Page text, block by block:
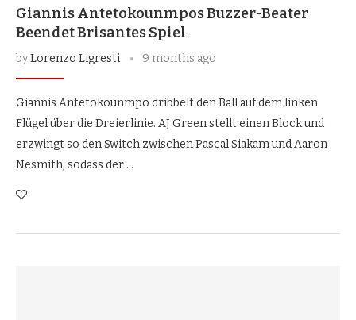
Giannis Antetokounmpos Buzzer-Beater
Beendet Brisantes Spiel
byLorenzo Ligresti 9 months ago
Giannis Antetokounmpo dribbelt den Ball auf dem linken
Flügel über die Dreierlinie. AJ Green stellt einen Block und
erzwingt so den Switch zwischen Pascal Siakam und Aaron
Nesmith, sodass der …